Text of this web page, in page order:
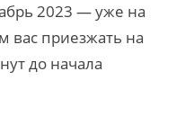
2023 — уже на
вас приезжать на
до начала